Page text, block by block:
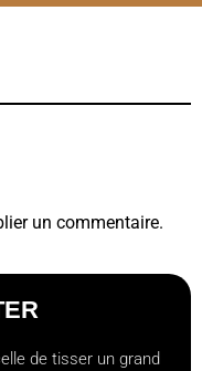
un commentaire.
de tisser un grand